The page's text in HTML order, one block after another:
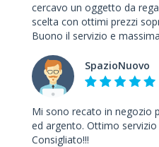
cercavo un oggetto da
scelta con ottimi prezzi
Buono il servizio e
SpazioNuovo
Mi sono recato in negozio
ed argento. Ottimo
Consigliato!!!